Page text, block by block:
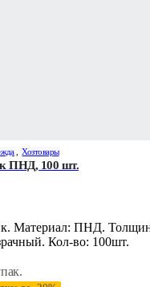
, Хозтовары
ПНД, 100 шт.
Материал: ПНД.
Кол-во: 100шт.